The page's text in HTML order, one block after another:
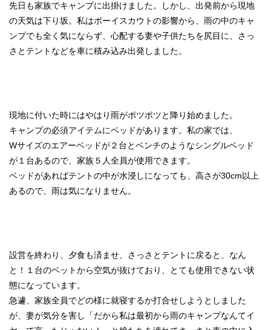
先日も家族でキャンプに出掛けました。しかし、出発前から現地
の天気は下り坂。私はボーイスカウトの影響から、雨の中のキャ
ンプでも全く気にならず、心配する妻や子供たちを尻目に、さっ
さとテントなどを車に積み込み出発しました。
現地に付いた時にはやはり雨がポツポツと降り始めました。
キャンプの必須アイテムにベッドがあります。私の家では、
Wサイズのエアーベッドが２台とベンチのようなシングルベッド
が１台あるので、家族５人全員が使用できます。
ベッドがあればテントの中が水浸しになっても、高さが30cm以上
あるので、雨は気になりません。
設営を終わり、夕食も済ませ、さっさとテントに戻ると、なん
と！１台のベットから空気が抜けており、とても使用できない状
態になっています。
急遽、家族全員でどの様に就寝するか打合せしようとしました
が、妻が気分を害し「だから私は最初から雨のキャンプなんてイ